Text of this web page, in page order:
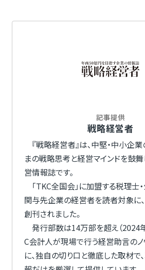
記事提供
戦略経営者
『戦略経営者』は、中堅・中小企
まの戦略思考と経営マインドを鼓舞
営情報誌です。
「TKC全国会」に加盟する税理士
関与先企業の経営者を読者対象に
創刊されました。
発行部数は14万部を超え（2024
C会計人が現場で行う経営助言のノ
に、独自の切り口と徹底した取材で